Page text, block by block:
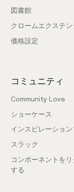
図書館
クロームエクステン
価格設定
コミュニティ
Community Love
ショーケース
インスピレーション
スラック
コンポーネントをリ
する